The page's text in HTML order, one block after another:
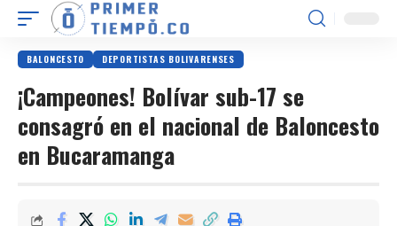
BALONCESTO DEPORTISTAS BOLIVARENSES
¡Campeones! Bolívar sub-17 se
consagró en el nacional de Baloncesto
en Bucaramanga